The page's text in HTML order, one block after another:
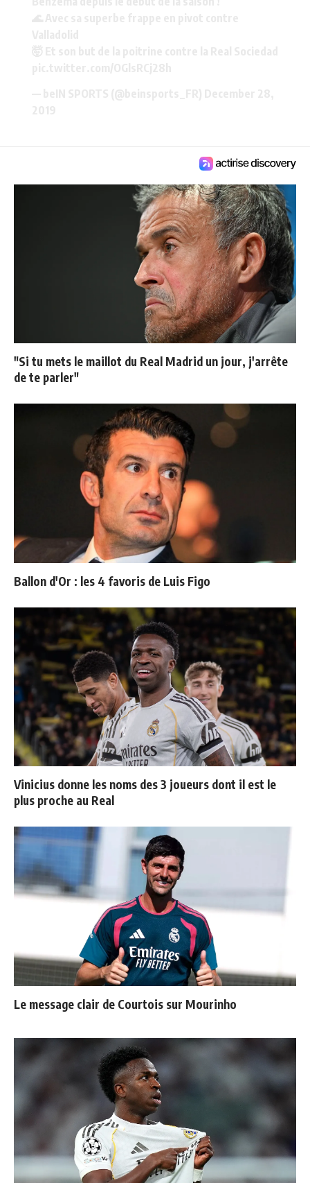
"Si tu mets le maillot du Real Madrid un jour, j'arrête
de te parler"
Ballon d'Or : les 4 favoris de Luis Figo
Vinicius donne les noms des 3 joueurs dont il est le
plus proche au Real
Le message clair de Courtois sur Mourinho